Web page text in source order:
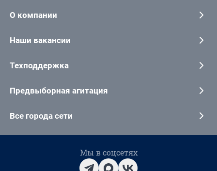
О компании
Наши вакансии
Техподдержка
Предвыборная агитация
Все города сети
Мы в соцсетях